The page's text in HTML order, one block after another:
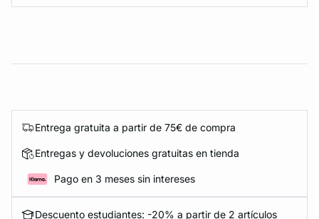
Entrega gratuita a partir de 75€ de compra
Entregas y devoluciones gratuitas en tienda
Pago en 3 meses sin intereses
Descuento estudiantes: -20% a partir de 2 artículos